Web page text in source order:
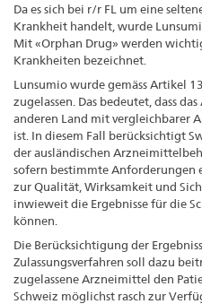
Da es sich bei r/r FL um eine
Krankheit handelt, wurde
Mit «Orphan Drug» werden
Krankheiten bezeichnet.
Lunsumio wurde gemäss Artikel
zugelassen. Das bedeutet, dass
anderen Land mit vergleichbarer
ist. In diesem Fall berücksichtigt
der ausländischen
sofern bestimmte Anforderungen
zur Qualität, Wirksamkeit und
inwieweit die Ergebnisse für die
können.
Die Berücksichtigung der
Zulassungsverfahren soll dazu
zugelassene Arzneimittel den
Schweiz möglichst rasch zur